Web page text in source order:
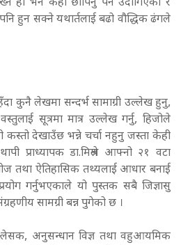
हो भने केही छोपिनु पर्ने उदांगिएको र
हुन सक्ने यथार्तलाई बढो वौद्धिक ढंगले
कुनै लेखमा सन्दर्भ सामाग्री उल्लेख हुनु,
सूत्रमा मात्र उल्लेख गर्नु, हिजोले
देखाउँछ भन्ने चर्चा नहुनु जस्ता केही
प्राध्यापक डा.मिश्रले आफ्नो २१ वटा
तथा ऐतिहासिक तथ्यलाई आधार बनाई
गर्नुभएकाले यो पुस्तक सबै जिज्ञासु
सामग्री बन्न पुगेको छ ।
अनुसन्धान विज्ञ तथा वहुआयमिक